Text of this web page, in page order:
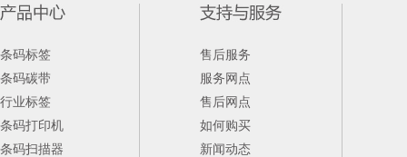
条码标签
条码碳带
行业标签
条码打印机
条码扫描器
售后服务
服务网点
售后网点
如何购买
新闻动态